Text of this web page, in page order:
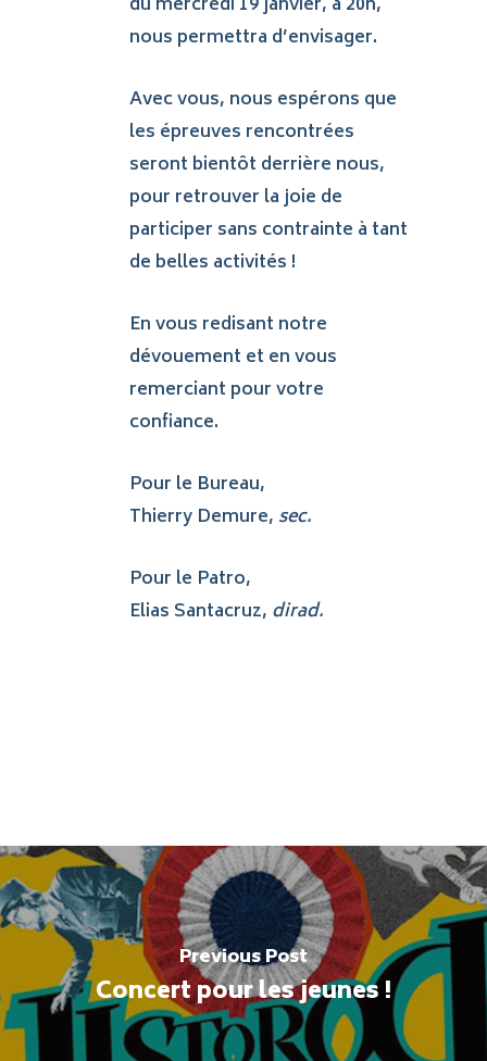
nous permettra d’envisager.
Avec vous, nous espérons que
les épreuves rencontrées
seront bientôt derrière nous,
pour retrouver la joie de
participer sans contrainte à tant
de belles activités !
En vous redisant notre
dévouement et en vous
remerciant pour votre
confiance.
Pour le Bureau,
Thierry Demure, sec.
Pour le Patro,
Elias Santacruz, dirad.
Previous Post
Concert pour les jeunes !